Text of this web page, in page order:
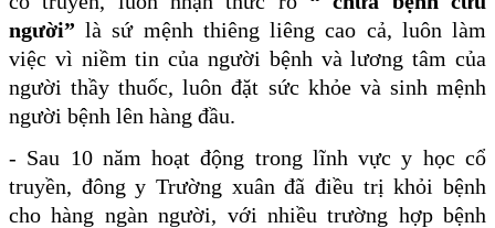
người” là sứ mệnh thiêng liêng cao cả, luôn làm
việc vì niềm tin của người bệnh và lương tâm của
người thầy thuốc, luôn đặt sức khỏe và sinh mệnh
người bệnh lên hàng đầu.
- Sau 10 năm hoạt động trong lĩnh vực y học cổ
truyền, đông y Trường xuân đã điều trị khỏi bệnh
cho hàng ngàn người, với nhiều trường hợp bệnh